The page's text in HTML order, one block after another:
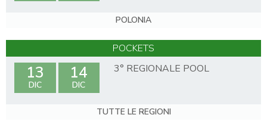
POLONIA
POCKETS
13
DIC
14
DIC
3° REGIONALE POOL
TUTTE LE REGIONI